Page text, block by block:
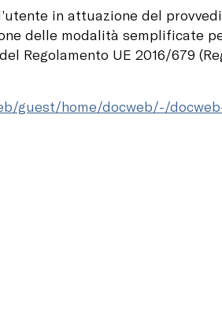
in attuazione del
delle modalità semplificate
Regolamento UE 2016/679
guest/home/docweb/-/